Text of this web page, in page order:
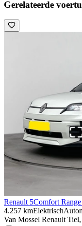
Gerelateerde
Renault 5Comfort
4.257 kmElektrisch
Van Mossel Renault